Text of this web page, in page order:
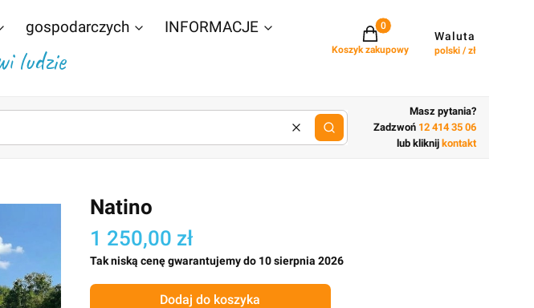
gospodarczych INFORMACJE
ludzie
Projekty w koszyku: 0. Zobacz
Koszyk zakupowy
Waluta
polski / zł
Wyczyśćlub wpisz cechy budynku
Masz pytania?
Zadzwoń 12 414 35 06
lub kliknij kontakt
Natino
1 250,00 zł
Tak niską cenę gwarantujemy do 10 sierpnia 2026
Dodaj do koszyka